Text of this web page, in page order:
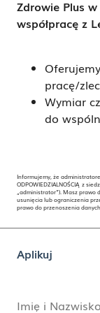
Zdrowie Plus
współpracę z
pracę/
Wymiar
do
Informujemy, że
ODPOWIEDZIALNOŚCIĄ z
„administrator”). Masz
usunięcia lub ograniczenia
prawo do przenoszenia
Aplikuj
Imię i